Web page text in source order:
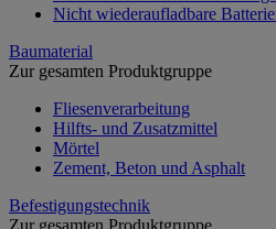
Nicht wiederaufladbare
Baumaterial
Zur gesamten Produktgruppe
Fliesenverarbeitung
Hilfts- und Zusatzmittel
Mörtel
Zement, Beton und Asphalt
Befestigungstechnik
Zur gesamten Produktgruppe